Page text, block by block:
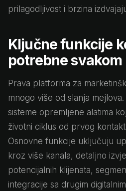
prilagodljivost i brzina
Ključne funkcije
potrebne
Prava platforma za
mnogo više od slanja
sisteme opremljene alatima
životni ciklus od prvog
Osnovne funkcije uključuju
kroz više kanala, detaljno
potencijalnih klijenata,
integracije sa drugim